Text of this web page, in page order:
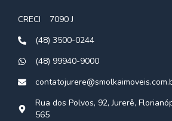
CRECI
7090 J
(48) 3500-0244
(48) 99940-9000
Rua dos Polvos, 92, Jurerê,
565